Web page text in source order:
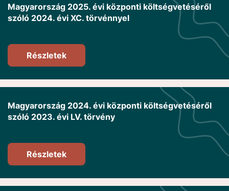
Magyarország 2025. évi központi költségvetéséről
szóló 2024. évi XC. törvénnyel
Részletek
Magyarország 2024. évi központi költségvetéséről
szóló 2023. évi LV. törvény
Részletek